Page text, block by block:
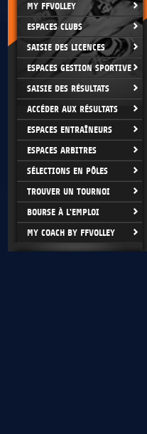
MY FFVOLLEY
ESPACES CLUBS
SAISIE DES LICENCES
ESPACES GESTION SPORTIVE
SAISIE DES RÉSULTATS
ACCÉDER AUX RÉSULTATS
ESPACES ENTRAÎNEURS
ESPACES ARBITRES
SÉLECTIONS EN PÔLES
TROUVER UN TOURNOI
BOURSE À L'EMPLOI
MY COACH BY FFVOLLEY